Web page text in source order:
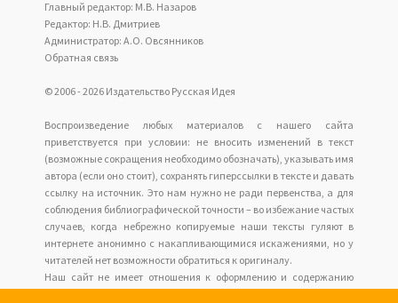
Главный редактор: М.В. Назаров
Редактор: Н.В. Дмитриев
Администратор: А.О. Овсянников
Обратная связь
© 2006 - 2026 Издательство Русская Идея
Воспроизведение любых материалов с нашего сайта
приветствуется при условии: не вносить изменений в текст
(возможные сокращения необходимо обозначать), указывать имя
автора (если оно стоит), сохранять гиперссылки в тексте и давать
ссылку на источник. Это нам нужно не ради первенства, а для
соблюдения библиографической точности – во избежание частых
случаев, когда небрежно копируемые наши тексты гуляют в
интернете анонимно с накапливающимися искажениями, но у
читателей нет возможности обратиться к оригиналу.
Наш сайт не имеет отношения к оформлению и содержанию